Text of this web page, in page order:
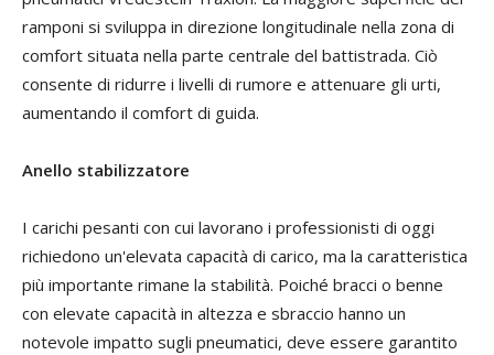
ramponi si sviluppa in direzione longitudinale nella zona di
comfort situata nella parte centrale del battistrada. Ciò
consente di ridurre i livelli di rumore e attenuare gli urti,
aumentando il comfort di guida.
Anello stabilizzatore
I carichi pesanti con cui lavorano i professionisti di oggi
richiedono un'elevata capacità di carico, ma la caratteristica
più importante rimane la stabilità. Poiché bracci o benne
con elevate capacità in altezza e sbraccio hanno un
notevole impatto sugli pneumatici, deve essere garantito